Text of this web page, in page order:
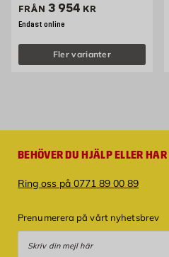
FRÅN Pris 3954 kr
3 954 KR
Endast online
Fler varianter
BEHÖVER DU HJÄLP ELLER
Ring oss på 0771 89 00 89
Prenumerera på vårt nyhetsbrev